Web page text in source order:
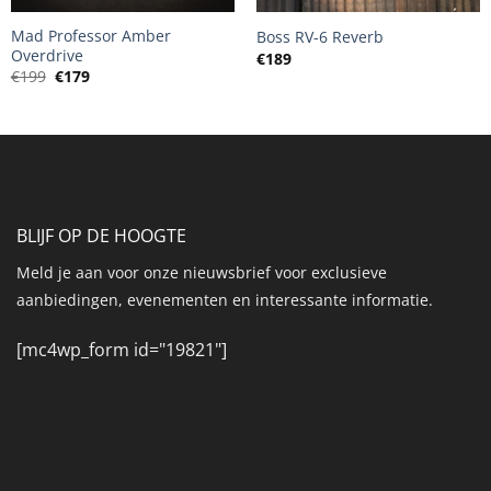
Mad Professor Amber
Overdrive
€199 Oorspronkelijke
€179Huidige
Boss RV-6 Reverb
€189
BLIJF OP DE HOOGTE
Meld je aan voor onze nieuwsbrief voor exclusieve
aanbiedingen, evenementen en interessante informatie.
[mc4wp_form id="19821"]